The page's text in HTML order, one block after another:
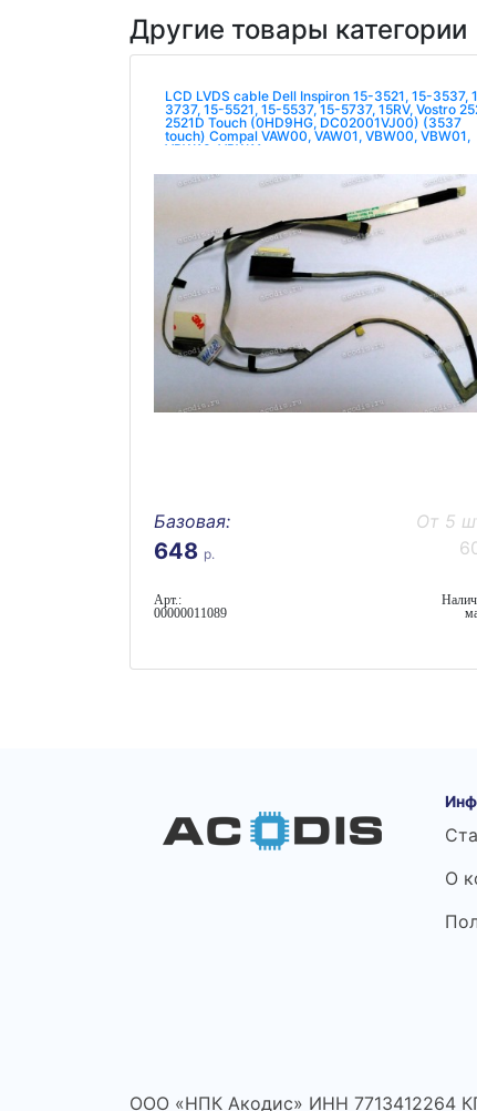
Другие товары категории
LCD LVDS cable Dell Inspiron 15-3521, 15-3537,
3737, 15-5521, 15-5537, 15-5737, 15RV, Vostro
2521D Touch (0HD9HG, DC02001VJ00) (3537
touch) Compal VAW00, VAW01, VBW00, VBW01,
VBW10, VBW11
Базовая:
648 р.
От 5
Арт.:
00000011089
О
ООО «НПК Акодис» ИНН 7713412264